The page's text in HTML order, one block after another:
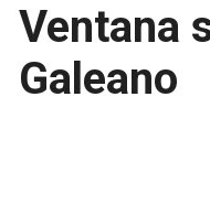
Ventana
Galeano